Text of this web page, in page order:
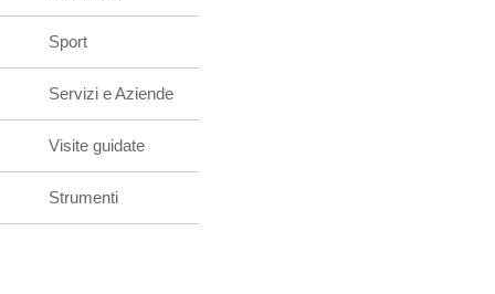
Sport
Servizi e Aziende
Visite guidate
Strumenti